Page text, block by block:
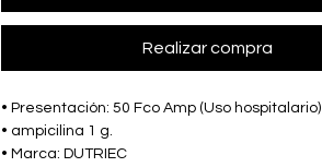
Realizar compra
• Presentación: 50 Fco Amp (Uso hospitalario)
• ampicilina 1 g.
• Marca: DUTRIEC